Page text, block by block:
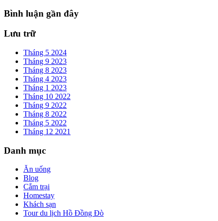
Bình luận gần đây
Lưu trữ
Tháng 5 2024
Tháng 9 2023
Tháng 8 2023
Tháng 4 2023
Tháng 1 2023
Tháng 10 2022
Tháng 9 2022
Tháng 8 2022
Tháng 5 2022
Tháng 12 2021
Danh mục
Ăn uống
Blog
Cắm trại
Homestay
Khách sạn
Tour du lịch Hồ Đồng Đò